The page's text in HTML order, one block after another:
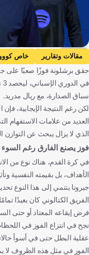
kooora
مقالات وتقارير خاص
برشلونة
جيرونا
لامين يامال
بيدري
حقق برشلونة فوزًا صعبًا على
سباق الصدارة، مع ريال مدريد.
لكن رغم النتيجة الإيجابية،
العديد من علامات الاستفهام
الذي لا يزال يبحث عن التوازن
فوز يصنع الفارق رغم السوء
في كرة القدم، هناك نوع من
الأهداف، بل بقيمته النفسية
جيرونا ينتمي إلى هذا النوع
الفريق الكتالوني كان بعيدًا
فرض إيقاعه المعتاد أو حتى
نجح في انتزاع الفوز في
عقلية البطل حتى في أسوأ